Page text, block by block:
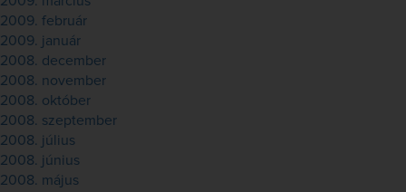
2009. február
2009. január
2008. december
2008. november
2008. október
2008. szeptember
2008. július
2008. június
2008. május